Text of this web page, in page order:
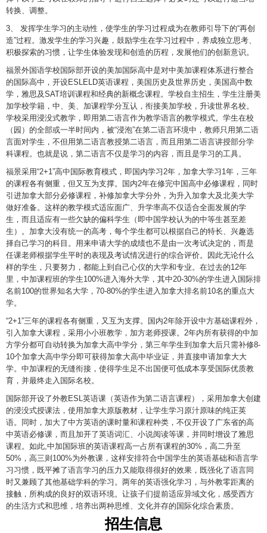
转换、调整。
3、 发挥学生学习的主动性，使学生的学习过程成为在教师引导下的“再创
造”过程。激发学生的学习兴趣，鼓励学生在学习过程中，养成独立思考、
积极探索的习惯，让学生体验发现和创造的历程，发展他们的创新意识。
福景外国语学校国际部开设的美加国际高中是对中美加课程体系进行整合
的国际高中，开设ESLELD英语课程，美国历史及世界历史，美国高中数
学，雅思及SAT培训课程和经典的新概念课程。学校自主招生，学生注册美
加学校学籍，中、美、加课程学分互认，衔接美加学校，升读世界名校。
学校采用浸没式教学，即用第二语言作为教学语言的教学模式。学生在校
（园）的全部或一半时间内，被“浸泡”在第二语言环境中，教师只用第二语
言面对学生，不但用第二语言教授第二语言，而且用第二语言讲授部分学
科课程。也就是说，第二语言不仅是学习的内容，而且是学习的工具。
福景采用“2+1”高中国际教育模式，即国内学习2年，加拿大学习1年，三年
的课程各有侧重，但又互为支撑。国内2年在修完中国高中必修课程，同时
引进加拿大部分必修课程，补修加拿大学分外，为升入加拿大及北美大学
做好准备。这样的教学模式适应面广、升学率高不仅适合全面发展的学
生，而且适应有一些欠缺的偏科学生（即中国学校认为的中等生甚至差
生）。加拿大没有统一的高考，每个学生都可以根据自己的特长、兴趣选
择自己学习的科目。用来申请大学的成绩也不是由一次考试决定的，而是
任课老师根据学生平时的表现及考试情况进行的综合评价。因此无论什么
样的学生，只要努力，都能上到自己心仪的大学和专业。在过去的12年
里，中加课程班的学生100%进入海外大学，其中20-30%的学生进入国际排
名前100的世界知名大学，70-80%的学生进入加拿大排名前10名的重点大
学。
“2+1”三年的课程各有侧重，又互为支撑。国内2年除开设中方基础课程外，
引入加拿大课程，采用小小班教学，加方老师授课。2年内所有获得的中加
方学分都可自动转换为加拿大高中学分，第三年学生到加拿大后只需补修8-
10个加拿大高中学分即可获得加拿大高中毕业证，并直接申请加拿大大
学。中加课程的无缝衔接，使得学生足不出国便可低成本享受国际优质教
育，并最终走入国际名校。
国际部开设了外教ESL英语课（英语作为第二语言课程），采用加拿大创建
的浸没式授课法，使用加拿大原版教材，让学生学习原汁原味的纯正英
语。同时，加大了中方英语的课时量和课程种类，不仅开设了广东省的高
中英语必修课，而且加开了英语词汇、小说阅读等课，并同时增设了雅思
课程。如此,中加国际班的英语课程高一占所有课程的30%，高二升至
50%，高三则100%为外教课，这样安排符合中国学生的英语基础和语言学
习习惯，既平摊了语言学习的压力又能取得很好的效果，既强化了语言同
时又兼顾了其他基础学科的学习。两年的英语强化学习，与外教零距离的
接触，所构成的良好的双语环境。让孩子们提前适应异域文化，感受西方
的生活方式和思维，培养出两种思维、文化并存的国际化综合素质。
招生信息